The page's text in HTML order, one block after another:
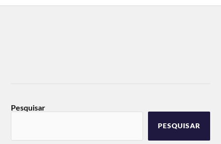
Pesquisar
PESQUISAR